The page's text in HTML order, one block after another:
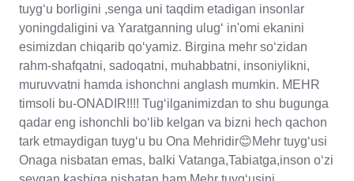
tuyg‘u borligini ,senga uni taqdim etadigan insonlar
yoningdaligini va Yaratganning ulug‘ in'omi ekanini
esimizdan chiqarib qo‘yamiz. Birgina mehr so‘zidan
rahm-shafqatni, sadoqatni, muhabbatni, insoniylikni,
muruvvatni hamda ishonchni anglash mumkin. MEHR
timsoli bu-ONADIR!!!! Tug‘ilganimizdan to shu bugunga
qadar eng ishonchli bo‘lib kelgan va bizni hech qachon
tark etmaydigan tuyg‘u bu Ona Mehridir😊Mehr tuyg‘usi
Onaga nisbatan emas, balki Vatanga,Tabiatga,inson o‘zi